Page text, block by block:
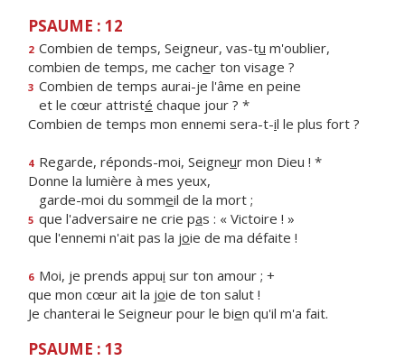
PSAUME : 12
2 Combien de temps, Seigneur, vas-tu m'oublier,
combien de temps, me cacher ton visage ?
3 Combien de temps aurai-je l'âme en peine
et le cœur attristé chaque jour ? *
Combien de temps mon ennemi sera-t-il le plus fort ?
4 Regarde, réponds-moi, Seigneur mon Dieu ! *
Donne la lumière à mes yeux,
garde-moi du sommeil de la mort ;
5 que l'adversaire ne crie pas : « Victoire ! »
que l'ennemi n'ait pas la joie de ma défaite !
6 Moi, je prends appui sur ton amour ; +
que mon cœur ait la joie de ton salut !
Je chanterai le Seigneur pour le bien qu'il m'a fait.
PSAUME : 13